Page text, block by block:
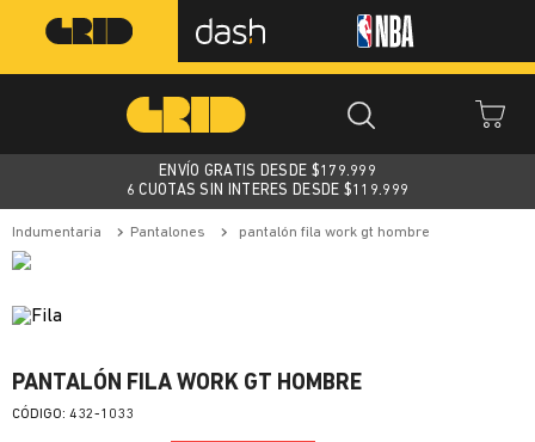
ENVÍO GRATIS DESDE $179.999
6 CUOTAS SIN INTERES DESDE $119.999
indumentaria pantalones pantalón fila work gt hombre
PANTALÓN FILA WORK GT HOMBRE
: 432-1033